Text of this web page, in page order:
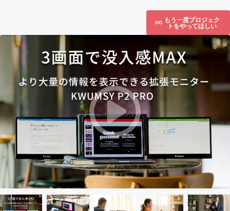
もう一度プロジェク
トをやってほしい